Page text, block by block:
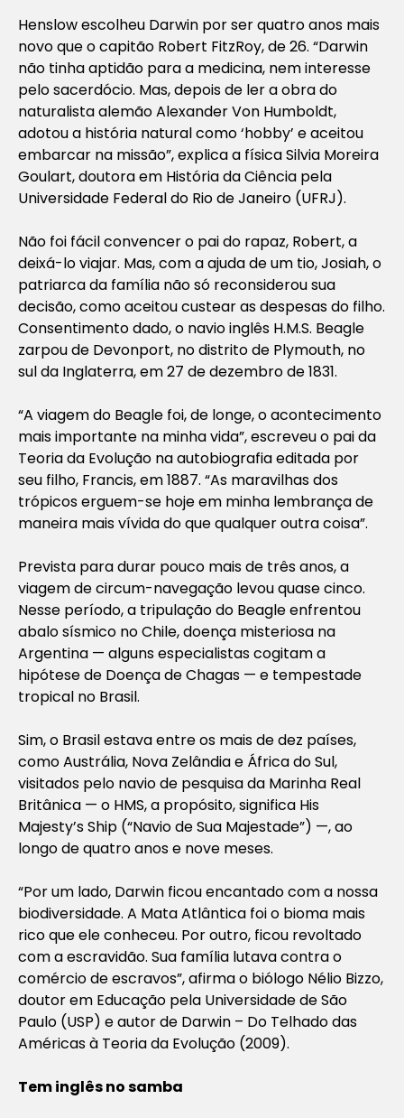
Henslow escolheu Darwin por ser quatro anos mais
novo que o capitão Robert FitzRoy, de 26. “Darwin
não tinha aptidão para a medicina, nem interesse
pelo sacerdócio. Mas, depois de ler a obra do
naturalista alemão Alexander Von Humboldt,
adotou a história natural como ‘hobby’ e aceitou
embarcar na missão”, explica a física Silvia Moreira
Goulart, doutora em História da Ciência pela
Universidade Federal do Rio de Janeiro (UFRJ).
Não foi fácil convencer o pai do rapaz, Robert, a
deixá-lo viajar. Mas, com a ajuda de um tio, Josiah, o
patriarca da família não só reconsiderou sua
decisão, como aceitou custear as despesas do filho.
Consentimento dado, o navio inglês H.M.S. Beagle
zarpou de Devonport, no distrito de Plymouth, no
sul da Inglaterra, em 27 de dezembro de 1831.
“A viagem do Beagle foi, de longe, o acontecimento
mais importante na minha vida”, escreveu o pai da
Teoria da Evolução na autobiografia editada por
seu filho, Francis, em 1887. “As maravilhas dos
trópicos erguem-se hoje em minha lembrança de
maneira mais vívida do que qualquer outra coisa”.
Prevista para durar pouco mais de três anos, a
viagem de circum-navegação levou quase cinco.
Nesse período, a tripulação do Beagle enfrentou
abalo sísmico no Chile, doença misteriosa na
Argentina — alguns especialistas cogitam a
hipótese de Doença de Chagas — e tempestade
tropical no Brasil.
Sim, o Brasil estava entre os mais de dez países,
como Austrália, Nova Zelândia e África do Sul,
visitados pelo navio de pesquisa da Marinha Real
Britânica — o HMS, a propósito, significa His
Majesty’s Ship (“Navio de Sua Majestade”) —, ao
longo de quatro anos e nove meses.
“Por um lado, Darwin ficou encantado com a nossa
biodiversidade. A Mata Atlântica foi o bioma mais
rico que ele conheceu. Por outro, ficou revoltado
com a escravidão. Sua família lutava contra o
comércio de escravos”, afirma o biólogo Nélio Bizzo,
doutor em Educação pela Universidade de São
Paulo (USP) e autor de Darwin – Do Telhado das
Américas à Teoria da Evolução (2009).
Tem inglês no samba